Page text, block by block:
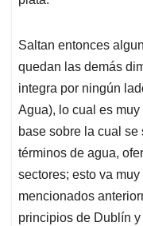
Saltan entonces
quedan las demás
integra por ningún
Agua), lo cual es
base sobre la cual
términos de agua,
sectores; esto va
mencionados
principios de Dublín